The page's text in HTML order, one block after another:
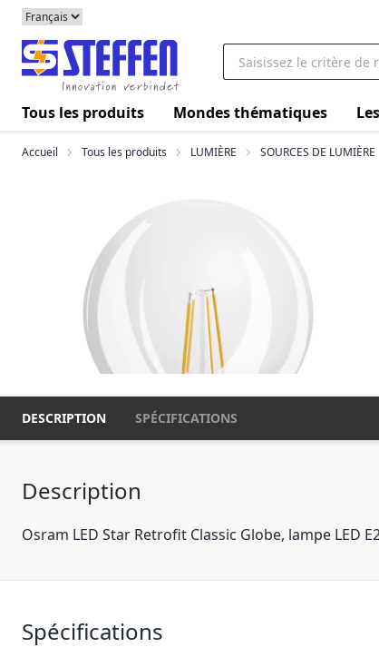
Tous les produits Mondes thématiques
Accueil Tous les produits LUMIÈRE SOURCES DE LUMIÈRE
DESCRIPTION SPÉCIFICATIONS
Description
Osram LED Star Retrofit Classic Globe, lampe LED
Spécifications